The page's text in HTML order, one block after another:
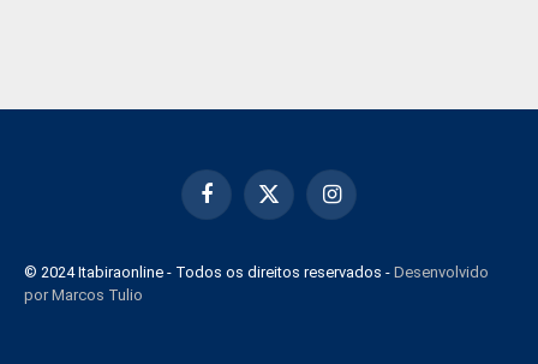
Facebook
X
Instagram
© 2024 Itabiraonline - Todos os direitos reservados - Desenvolvido
por Marcos Tulio